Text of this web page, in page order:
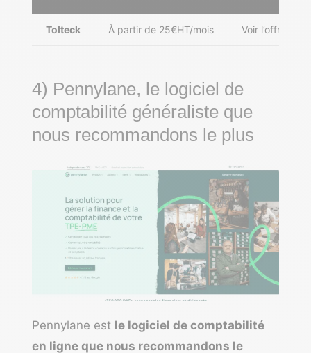
Tolteck À partir de 25€HT/mois Voir l’offre
4) Pennylane, le logiciel de
comptabilité généraliste que
nous recommandons le plus
Pennylane est le logiciel de comptabilité
en ligne que nous recommandons le